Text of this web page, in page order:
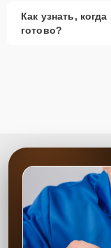
Как узнать,
готово?